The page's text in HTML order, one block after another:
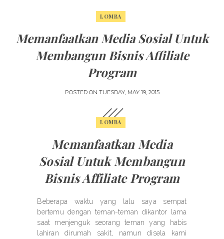
LOMBA
Memanfaatkan Media Sosial Untuk
Membangun Bisnis Affiliate
Program
POSTED ON TUESDAY, MAY 19, 2015
LOMBA
Memanfaatkan Media
Sosial Untuk Membangun
Bisnis Affiliate Program
Beberapa waktu yang lalu saya sempat
bertemu dengan teman-teman dikantor lama
saat menjenguk seorang teman yang habis
lahiran dirumah sakit, namun disela kami